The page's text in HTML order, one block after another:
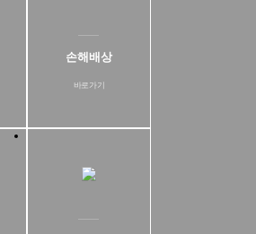
손해배상
바로가기